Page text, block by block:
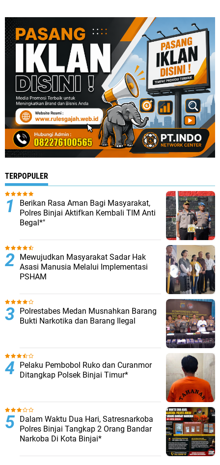
TERPOPULER
Berikan Rasa Aman Bagi Masyarakat,
Polres Binjai Aktifkan Kembali TIM Anti
Begal*"
Mewujudkan Masyarakat Sadar Hak
Asasi Manusia Melalui Implementasi
PSHAM
Polrestabes Medan Musnahkan Barang
Bukti Narkotika dan Barang Ilegal
Pelaku Pembobol Ruko dan Curanmor
Ditangkap Polsek Binjai Timur*
Dalam Waktu Dua Hari, Satresnarkoba
Polres Binjai Tangkap 2 Orang Bandar
Narkoba Di Kota Binjai*